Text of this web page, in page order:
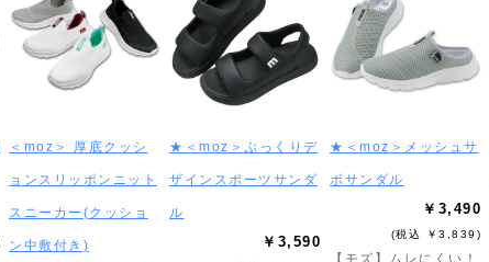
＜moz＞ 厚底クッシ
ョンスリッポンニット
スニーカー(クッショ
ン中敷付き)
★＜moz＞ぷっくりデ
ザインスポーツサンダ
ル
￥3,590
★＜moz＞メッシュサ
ボサンダル
￥3,490
(税込 ￥3,839)
【モズ】ムレにくい！